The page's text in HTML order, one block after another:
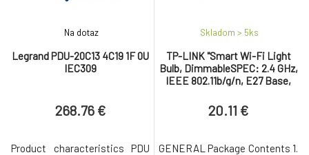
Legrand PDU-20C13 4C19 1F 0U
IEC309
Na dotaz
268.76 €
Product characteristics PDU
TP-LINK "Smart Wi-Fi Light
Bulb, DimmableSPEC: 2.4 GHz,
IEEE 802.11b/g/n, E27 Base,
8.7 W,
Skladom > 5ks
20.11 €
GENERAL Package Contents 1.